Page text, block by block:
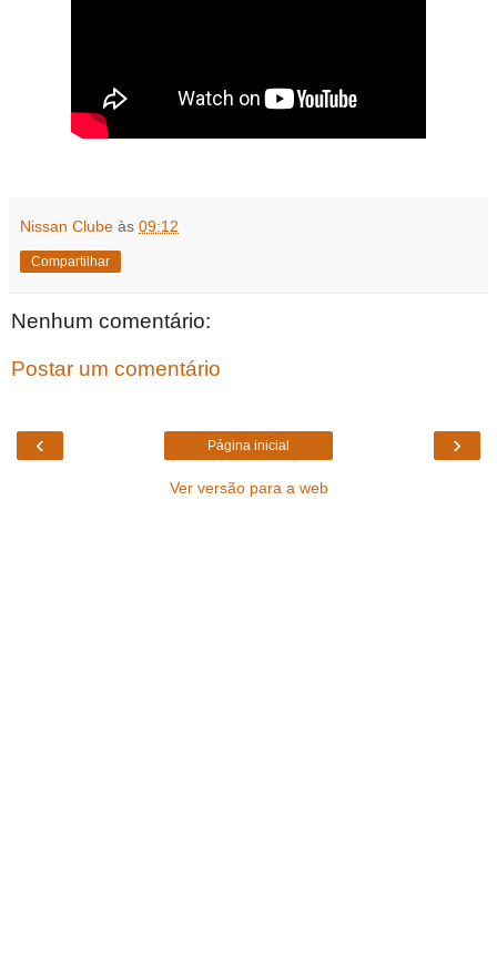
Nissan Clube às 09:12
Compartilhar
Nenhum comentário:
Postar um comentário
‹ ›
Página inicial
Ver versão para a web